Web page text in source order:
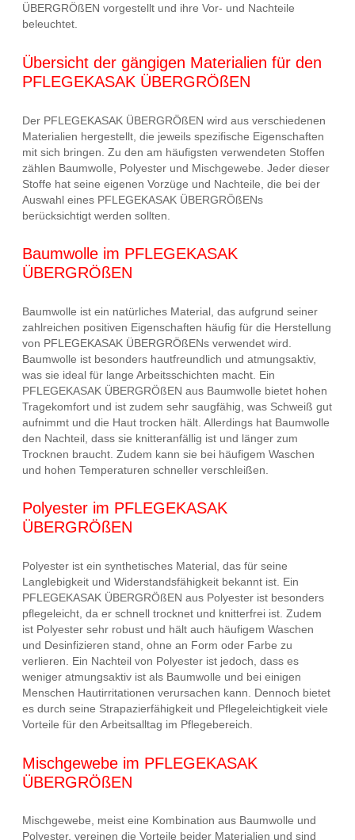
ÜBERGRÖßEN vorgestellt und ihre Vor- und Nachteile
beleuchtet.
Übersicht der gängigen Materialien für den
PFLEGEKASAK ÜBERGRÖßEN
Der PFLEGEKASAK ÜBERGRÖßEN wird aus verschiedenen
Materialien hergestellt, die jeweils spezifische Eigenschaften
mit sich bringen. Zu den am häufigsten verwendeten Stoffen
zählen Baumwolle, Polyester und Mischgewebe. Jeder dieser
Stoffe hat seine eigenen Vorzüge und Nachteile, die bei der
Auswahl eines PFLEGEKASAK ÜBERGRÖßENs
berücksichtigt werden sollten.
Baumwolle im PFLEGEKASAK
ÜBERGRÖßEN
Baumwolle ist ein natürliches Material, das aufgrund seiner
zahlreichen positiven Eigenschaften häufig für die Herstellung
von PFLEGEKASAK ÜBERGRÖßENs verwendet wird.
Baumwolle ist besonders hautfreundlich und atmungsaktiv,
was sie ideal für lange Arbeitsschichten macht. Ein
PFLEGEKASAK ÜBERGRÖßEN aus Baumwolle bietet hohen
Tragekomfort und ist zudem sehr saugfähig, was Schweiß gut
aufnimmt und die Haut trocken hält. Allerdings hat Baumwolle
den Nachteil, dass sie knitteranfällig ist und länger zum
Trocknen braucht. Zudem kann sie bei häufigem Waschen
und hohen Temperaturen schneller verschleißen.
Polyester im PFLEGEKASAK
ÜBERGRÖßEN
Polyester ist ein synthetisches Material, das für seine
Langlebigkeit und Widerstandsfähigkeit bekannt ist. Ein
PFLEGEKASAK ÜBERGRÖßEN aus Polyester ist besonders
pflegeleicht, da er schnell trocknet und knitterfrei ist. Zudem
ist Polyester sehr robust und hält auch häufigem Waschen
und Desinfizieren stand, ohne an Form oder Farbe zu
verlieren. Ein Nachteil von Polyester ist jedoch, dass es
weniger atmungsaktiv ist als Baumwolle und bei einigen
Menschen Hautirritationen verursachen kann. Dennoch bietet
es durch seine Strapazierfähigkeit und Pflegeleichtigkeit viele
Vorteile für den Arbeitsalltag im Pflegebereich.
Mischgewebe im PFLEGEKASAK
ÜBERGRÖßEN
Mischgewebe, meist eine Kombination aus Baumwolle und
Polyester, vereinen die Vorteile beider Materialien und sind